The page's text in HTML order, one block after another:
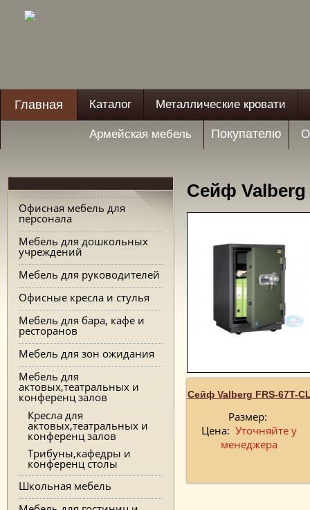
Главная Каталог Металлические кровати
Армейская мебель Покупателю
Офисная мебель для
персонала
Мебель для дошкольных
учреждений
Мебель для руководителей
Офисные кресла и стулья
Мебель для бара, кафе и
ресторанов
Мебель для зон ожидания
Мебель для
актовых,театральных и
конференц залов
Кресла для
актовых,театральных и
конференц залов
Трибуны,кафедры и
конференц столы
Школьная мебель
Сейф Valberg
Сейф Valberg FRS-67T-
Размер:
Цена: Уточняйте у
менеджера